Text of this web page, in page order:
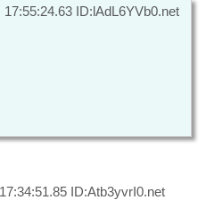
17:55:24.63 ID:lAdL6YVb0.net
ID:Atb3yvrI0.net